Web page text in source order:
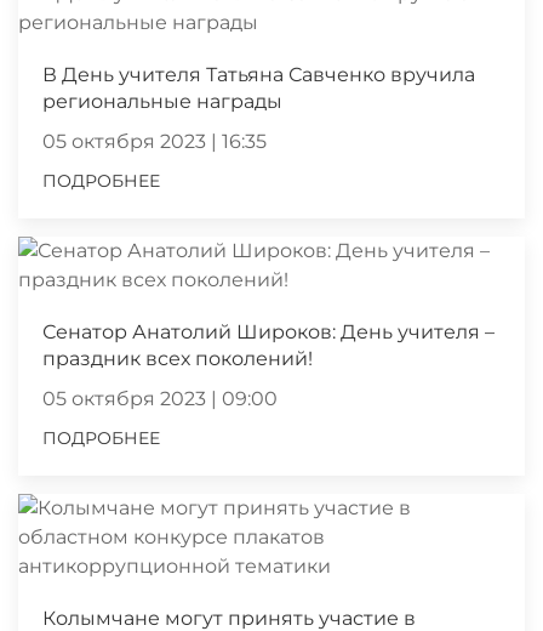
В День учителя Татьяна Савченко вручила
региональные награды
05 октября 2023 | 16:35
ПОДРОБНЕЕ
Сенатор Анатолий Широков: День учителя –
праздник всех поколений!
05 октября 2023 | 09:00
ПОДРОБНЕЕ
Колымчане могут принять участие в